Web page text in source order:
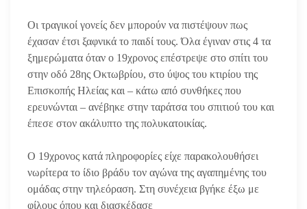
Οι τραγικοί γονείς δεν μπορούν να πιστέψουν πως
έχασαν έτσι ξαφνικά το παιδί τους. Όλα έγιναν στις 4 τα
ξημερώματα όταν ο 19χρονος επέστρεψε στο σπίτι του
στην οδό 28ης Οκτωβρίου, στο ύψος του κτιρίου της
Επισκοπής Ηλείας και – κάτω από συνθήκες που
ερευνώνται – ανέβηκε στην ταράτσα του σπιτιού του και
έπεσε στον ακάλυπτο της πολυκατοικίας.
Ο 19χρονος κατά πληροφορίες είχε παρακολουθήσει
νωρίτερα το ίδιο βράδυ τον αγώνα της αγαπημένης του
ομάδας στην τηλεόραση. Στη συνέχεια βγήκε έξω με
φίλους όπου και διασκέδασε